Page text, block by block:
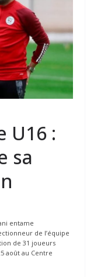
U16 :
sa
entame
de l’équipe
de 31 joueurs
août au Centre